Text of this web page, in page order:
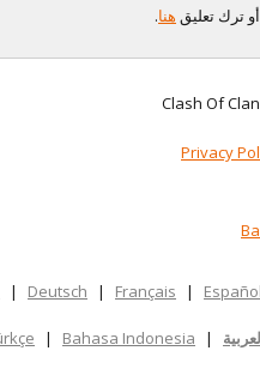
ترك تعليق هنا.
Clash Of
Privacy
| Deutsch | Français | Español
|
| Bahasa Indonesia